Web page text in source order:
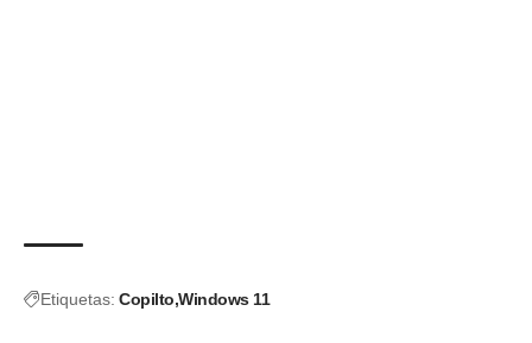
Etiquetas: Copilto Windows 11